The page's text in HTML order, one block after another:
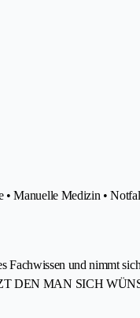
• Manuelle Medizin •
Fachwissen und nimmt
DEN MAN SICH